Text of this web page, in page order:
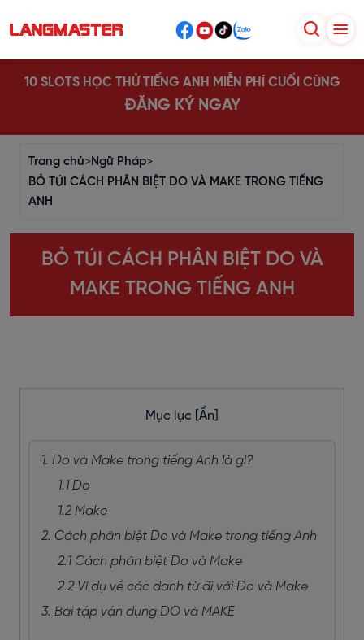
10 SLOTS HỌC THỬ TIẾNG ANH MIỄN PHÍ CUỐI CÙNG
ĐĂNG KÝ NGAY
Trang chủ>Ngữ Pháp>
BỎ TÚI CÁCH PHÂN BIỆT DO VÀ MAKE TRONG TIẾNG
ANH
BỎ TÚI CÁCH PHÂN BIỆT DO VÀ
MAKE TRONG TIẾNG ANH
Mục lục [Ẩn]
1. Do và Make trong tiếng Anh là gì?
1.1 Do
1.2 Make
2. Cách phân biệt Do và Make trong tiếng Anh
2.1 Cách phân biệt Do và Make
2.2 Ví dụ về các danh từ đi với Do và Make
3. Bài tập vận dụng DO và MAKE